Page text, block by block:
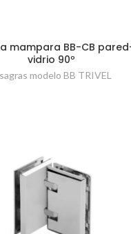
mampara BB-CB
vidrio 90º
modelo BB TRIVEL